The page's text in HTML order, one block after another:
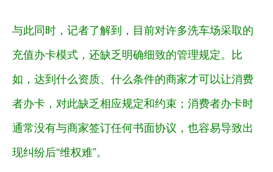
与此同时，记者了解到，目前对许多洗车场采取的
充值办卡模式，还缺乏明确细致的管理规定。比
如，达到什么资质、什么条件的商家才可以让消费
者办卡，对此缺乏相应规定和约束；消费者办卡时
通常没有与商家签订任何书面协议，也容易导致出
现纠纷后“维权难”。